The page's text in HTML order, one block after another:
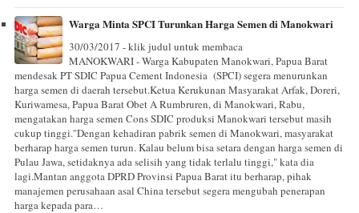
Warga Minta SPCI Turunkan Harga Semen di Manokwari
30/03/2017 - klik judul untuk membaca
MANOKWARI - Warga Kabupaten Manokwari, Papua Barat
mendesak PT SDIC Papua Cement Indonesia (SPCI) segera menurunkan
harga semen di daerah tersebut.Ketua Kerukunan Masyarakat Arfak, Doreri,
Kuriwamesa, Papua Barat Obet A Rumbruren, di Manokwari, Rabu,
mengatakan harga semen Cons SDIC produksi Manokwari tersebut masih
cukup tinggi."Dengan kehadiran pabrik semen di Manokwari, masyarakat
berharap harga semen turun. Kalau belum bisa setara dengan harga semen di
Pulau Jawa, setidaknya ada selisih yang tidak terlalu tinggi," kata dia
lagi.Mantan anggota DPRD Provinsi Papua Barat itu berharap, pihak
manajemen perusahaan asal China tersebut segera mengubah penerapan
harga kepada para…